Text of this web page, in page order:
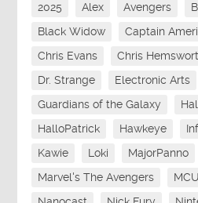
2025 Alex Avengers
Black Widow
Captain
Chris Evans
Chris
Dr. Strange
Electronic Arts
Guardians of the Galaxy
HalloPatrick
Hawkeye
Kawie
Loki MajorPanno
Marvel's The Avengers
MCU